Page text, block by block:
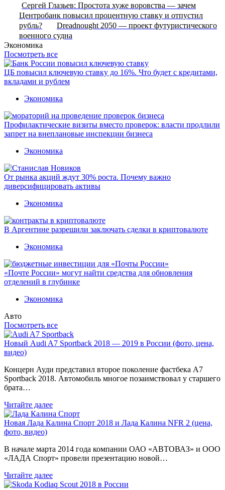
Сергей Глазьев: Простота хуже воровства — зачем
Центробанк повысил процентную ставку и отпустил
рубль?
Dreadnought 2050 — проект футуристического
военного судна
Экономика
Посмотреть все
ЦБ повысил ключевую ставку до 16%. Что будет с кредитами,
вкладами и рублем
Экономика
Профилактические визиты вместо проверок: власти продлили
запрет на внеплановые инспекции бизнеса
Экономика
От рынка акций ждут 30% роста. Почему важно
диверсифицировать активы
Экономика
В Аргентине разрешили заключать сделки в криптовалюте
Экономика
«Почте России» могут найти средства для обновления
отделений в глубинке
Экономика
Авто
Посмотреть все
Новый Audi A7 Sportback 2018 — 2019 в России (фото, цена,
видео)
Концерн Ауди представил второе поколение фастбека A7
Sportback 2018. Автомобиль многое позаимствовал у старшего
брата…
Читайте далее
Новая Лада Калина Спорт 2018 и Лада Калина NFR 2 (цена,
фото, видео)
В начале марта 2014 года компании ОАО «АВТОВАЗ» и ООО
«ЛАДА Спорт» провели презентацию новой…
Читайте далее